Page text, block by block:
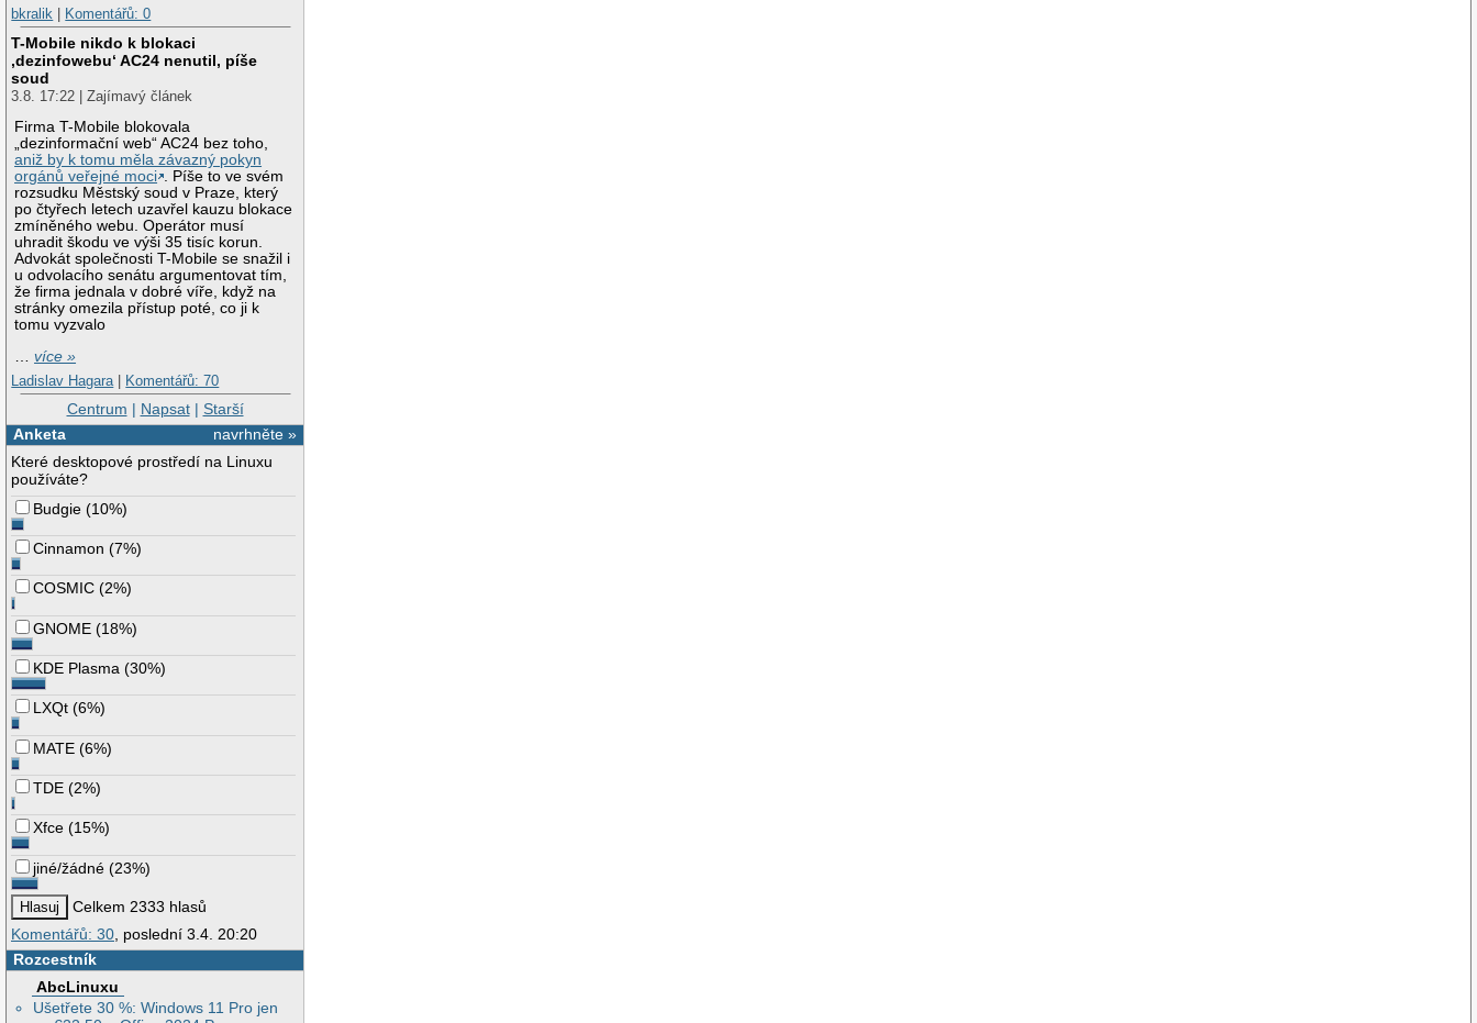
bkralik
Komentářů: 0
T-Mobile nikdo k blokaci
‚dezinfowebu‘ AC24 nenutil, píše
soud
3.8. 17:22 | Zajímavý článek
Firma T-Mobile blokovala
„dezinformační web“ AC24 bez toho,
aniž by k tomu měla závazný pokyn
orgánů veřejné moci . Píše to ve svém
rozsudku Městský soud v Praze, který
po čtyřech letech uzavřel kauzu blokace
zmíněného webu. Operátor musí
uhradit škodu ve výši 35 tisíc korun.
Advokát společnosti T-Mobile se snažil i
u odvolacího senátu argumentovat tím,
že firma jednala v dobré víře, když na
stránky omezila přístup poté, co ji k
tomu vyzvalo
…více »
Ladislav Hagara | Komentářů: 70
Centrum | Napsat| Starší
navrhněte »
Anketa
Které desktopové prostředí na Linuxu
používáte?
Budgie (10%)
Cinnamon (7%)
COSMIC (2%)
GNOME (18%)
KDE Plasma (30%)
LXQt (6%)
MATE (6%)
TDE (2%)
Xfce (15%)
jiné/žádné (23%)
Celkem 2333 hlasů
Komentářů: 30, poslední 3.4. 20:20
Rozcestník
AbcLinuxu
Ušetřete 30 %: Windows 11 Pro jen